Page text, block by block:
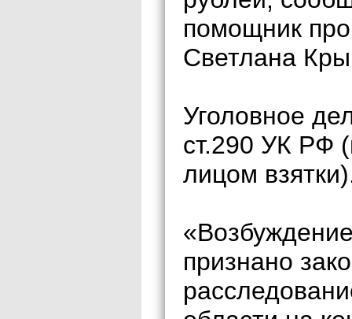
помощник
Светлана
Уголовное
ст.290 УК РФ
лицом
признано